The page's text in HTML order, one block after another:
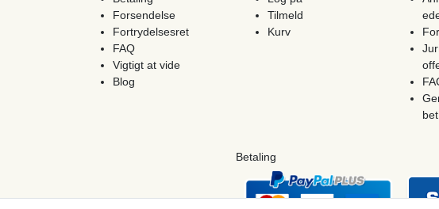
Forsendelse
Fortrydelsesret
FAQ
Vigtigt at vide
Blog
Tilmeld
Kurv
Betaling